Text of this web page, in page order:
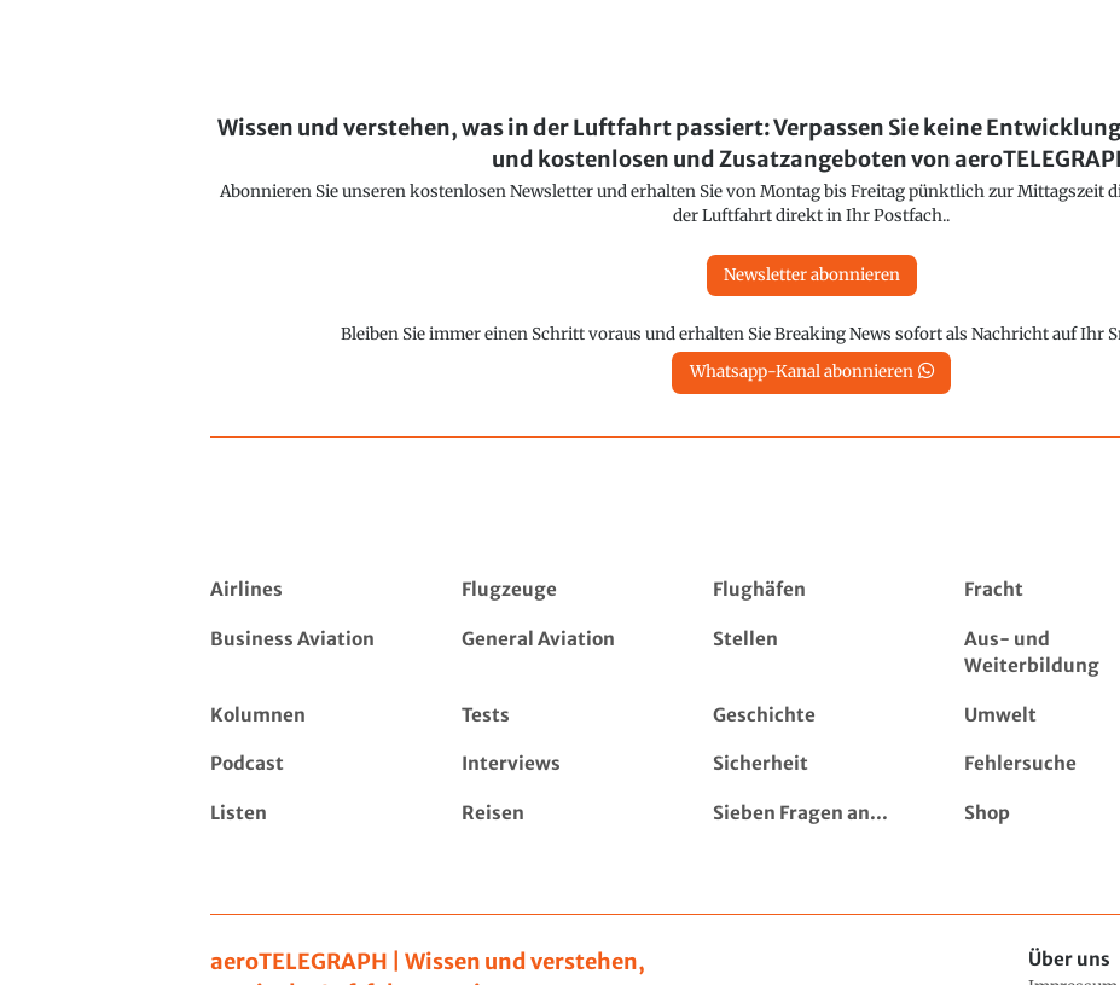
Wissen und verstehen, was in der Luftfahrt passiert: Verpassen Sie keine
und kostenlosen und Zusatzangeboten von
Abonnieren Sie unseren kostenlosen Newsletter und erhalten Sie von Montag bis Freitag pünktlich zur Mittagszeit
der Luftfahrt direkt in Ihr Postfach..
Newsletter abonnieren
Bleiben Sie immer einen Schritt voraus und erhalten Sie Breaking News sofort als Nachricht auf Ihr
Whatsapp-Kanal abonnieren
Airlines Flugzeuge Flughäfen Fracht
Business Aviation General Aviation Stellen
Aus- und
Weiterbildung
Kolumnen Tests Geschichte Umwelt
Podcast Interviews Sicherheit Fehlersuche
Listen Reisen Sieben Fragen an... Shop
aeroTELEGRAPH | Wissen und verstehen,
Über uns